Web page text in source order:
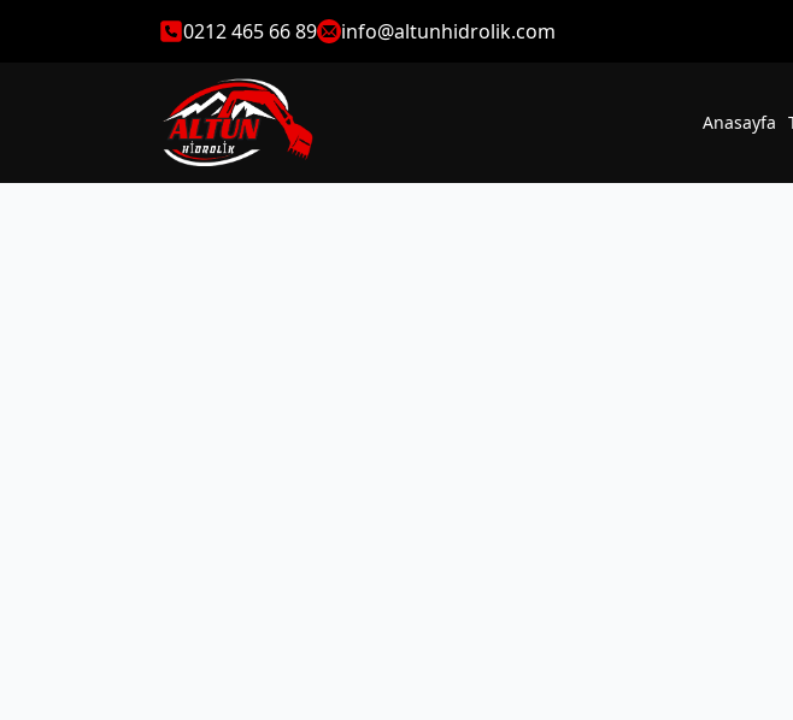
0212 465 66 89 info@altunhidrolik.com
Anasayfa